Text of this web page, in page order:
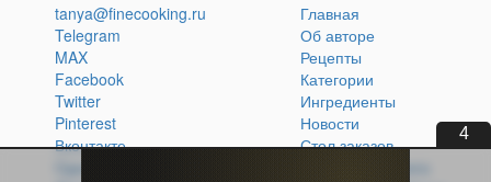
3
tanya@finecooking.ru
Telegram
MAX
Facebook
Twitter
Pinterest
Вконтакте
Одноклассники
Главная
Об авторе
Рецепты
Категории
Ингредиенты
Новости
Стол заказов
Кулинарная книга